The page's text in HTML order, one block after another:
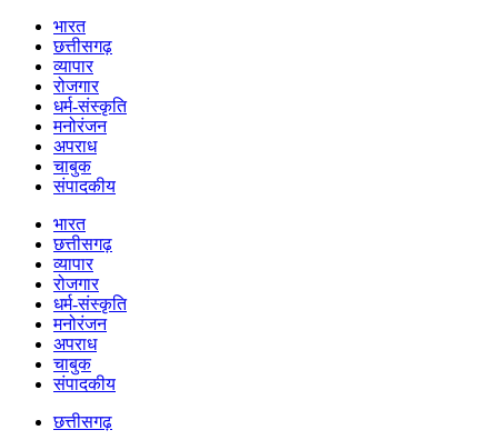
भारत
छत्तीसगढ़
व्यापार
रोजगार
धर्म-संस्कृति
मनोरंजन
अपराध
चाबुक
संपादकीय
भारत
छत्तीसगढ़
व्यापार
रोजगार
धर्म-संस्कृति
मनोरंजन
अपराध
चाबुक
संपादकीय
छत्तीसगढ़